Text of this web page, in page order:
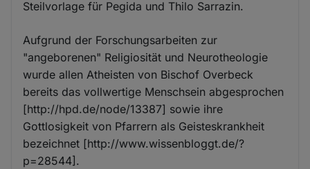
Steilvorlage für Pegida und Thilo Sarrazin.
Aufgrund der Forschungsarbeiten zur
"angeborenen" Religiosität und Neurotheologie
wurde allen Atheisten von Bischof Overbeck
bereits das vollwertige Menschsein abgesprochen
[http://hpd.de/node/13387] sowie ihre
Gottlosigkeit von Pfarrern als Geisteskrankheit
bezeichnet [http://www.wissenbloggt.de/?
p=28544].